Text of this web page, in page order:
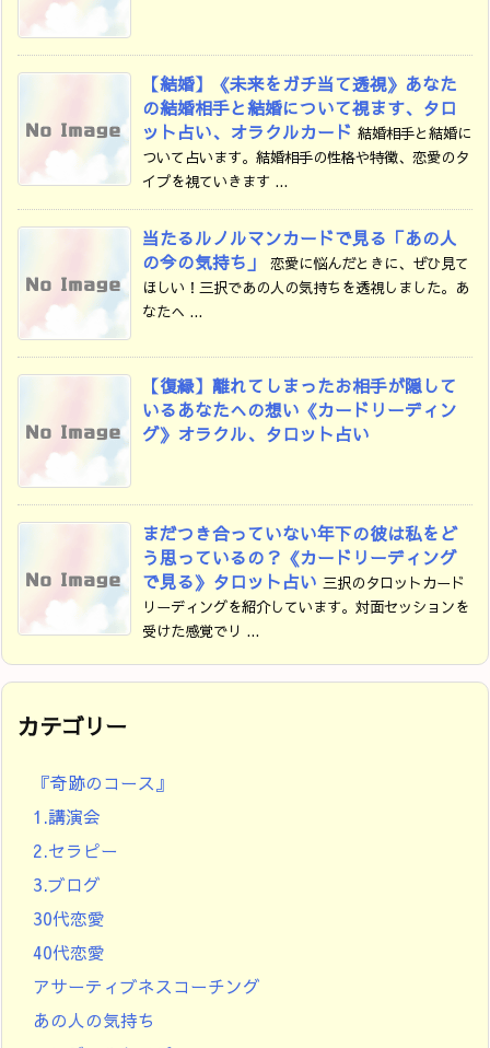
【結婚】《未来をガチ当て透視》あなた
の結婚相手と結婚について視ます、タロ
ット占い、オラクルカード 結婚相手と結婚に
ついて占います。結婚相手の性格や特徴、恋愛のタ
イプを視ていきます ...
当たるルノルマンカードで見る「あの人
の今の気持ち」
恋愛に悩んだときに、ぜひ見て
ほしい！三択であの人の気持ちを透視しました。あ
なたへ ...
【復縁】離れてしまったお相手が隠して
いるあなたへの想い《カードリーディン
グ》オラクル、タロット占い
まだつき合っていない年下の彼は私をど
う思っているの？《カードリーディング
で見る》タロット占い 三択のタロットカード
リーディングを紹介しています。対面セッションを
受けた感覚でリ ...
カテゴリー
『奇跡のコース』
1.講演会
2.セラピー
3.ブログ
30代恋愛
40代恋愛
アサーティブネスコーチング
あの人の気持ち